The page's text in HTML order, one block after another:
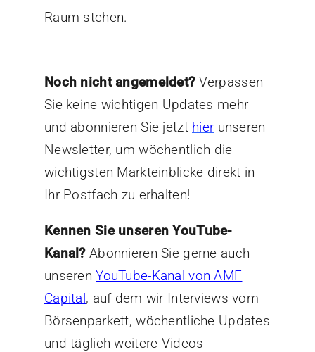
Raum stehen.
Noch nicht angemeldet?Verpassen
Sie keine wichtigen Updates mehr
und abonnieren Sie jetzt hierunseren
Newsletter, um wöchentlich die
wichtigsten Markteinblicke direkt in
Ihr Postfach zu erhalten!
Kennen Sie unseren YouTube-
Kanal?Abonnieren Sie gerne auch
unseren YouTube-Kanal von AMF
Capital, auf dem wir Interviews vom
Börsenparkett, wöchentliche Updates
und täglich weitere Videos